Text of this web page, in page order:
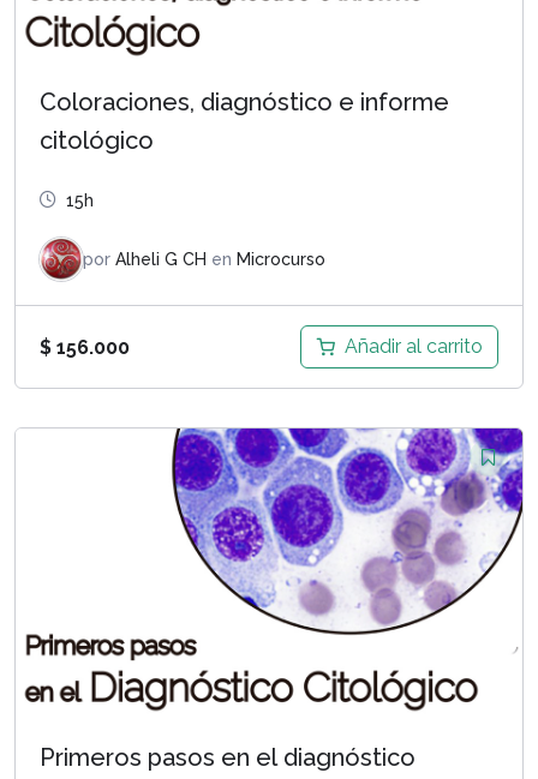
Coloraciones, diagnóstico e informe
citológico
15h
por Alheli G CH en Microcurso
$ 156.000 Añadir al carrito
Primeros pasos en el diagnóstico